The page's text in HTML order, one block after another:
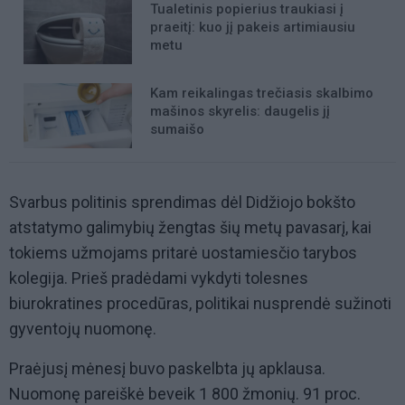
Tualetinis popierius traukiasi į
praeitį: kuo jį pakeis artimiausiu
metu
Kam reikalingas trečiasis skalbimo
mašinos skyrelis: daugelis jį
sumaišo
Svarbus politinis sprendimas dėl Didžiojo bokšto
atstatymo galimybių žengtas šių metų pavasarį, kai
tokiems užmojams pritarė uostamiesčio tarybos
kolegija. Prieš pradėdami vykdyti tolesnes
biurokratines procedūras, politikai nusprendė sužinoti
gyventojų nuomonę.
Praėjusį mėnesį buvo paskelbta jų apklausa.
Nuomonę pareiškė beveik 1 800 žmonių. 91 proc.